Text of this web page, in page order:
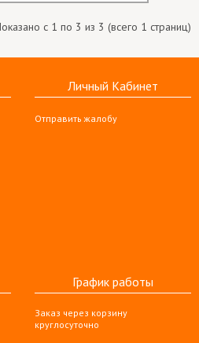
с 1 по 3 из 3 (всего 1 страниц)
Личный Кабинет
Отправить жалобу
График работы
Заказ через корзину
круглосуточно